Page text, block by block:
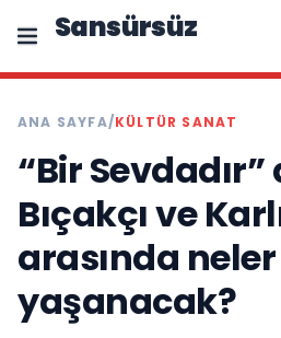
Sansürsüz
ANA SAYFA/KÜLTÜR SANAT
“Bir
Bıçakçı ve
arasında neler
yaşanacak?